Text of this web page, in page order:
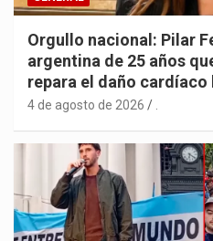
Orgullo nacional: Pilar
argentina de 25 años
repara el daño
4 de agosto de 2026 .